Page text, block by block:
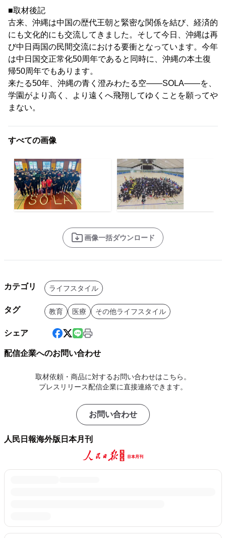
■取材後記
古来、沖縄は中国の歴代王朝と緊密な関係を結び、経済的
にも文化的にも交流してきました。そして今日、沖縄は再
び中日両国の民間交流における要衝となっています。今年
は中日国交正常化50周年であると同時に、沖縄の本土復
帰50周年でもあります。
来たる50年、沖縄の青く澄みわたる空――SOLA――を、
学園がより高く、より遠くへ飛翔してゆくことを願ってや
まない。
すべての画像
画像一括ダウンロード
カテゴリ ライフスタイル
タグ 教育 医療 その他ライフスタイル
シェア
配信企業へのお問い合わせ
取材依頼・商品に対するお問い合わせはこちら。
プレスリリース配信企業に直接連絡できます。
お問い合わせ
人民日報海外版日本月刊